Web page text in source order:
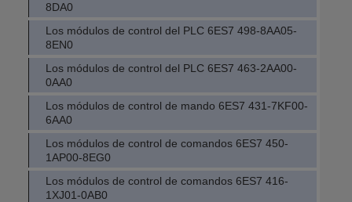
8DA0
Los módulos de control del PLC 6ES7 498-8AA05-
8EN0
Los módulos de control del PLC 6ES7 463-2AA00-
0AA0
Los módulos de control de mando 6ES7 431-7KF00-
6AA0
Los módulos de control de comandos 6ES7 450-
1AP00-8EG0
Los módulos de control de comandos 6ES7 416-
1XJ01-0AB0